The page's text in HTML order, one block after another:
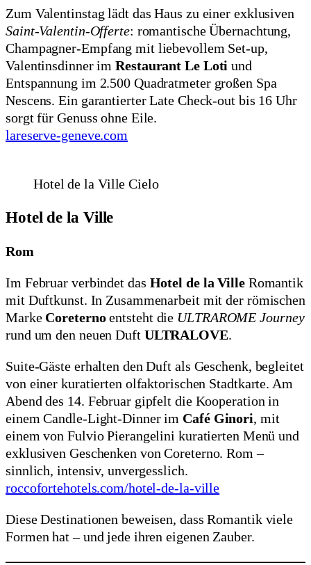
Zum Valentinstag lädt das Haus zu einer exklusiven
Saint-Valentin-Offerte: romantische Übernachtung,
Champagner-Empfang mit liebevollem Set-up,
Valentinsdinner imRestaurant Le Loti und
Entspannung im 2.500 Quadratmeter großen Spa
Nescens. Ein garantierter Late Check-out bis 16 Uhr
sorgt für Genuss ohne Eile.
lareserve-geneve.com
Hotel de la Ville Cielo
Hotel de la Ville
Rom
Im Februar verbindet das Hotel de la VilleRomantik
mit Duftkunst. In Zusammenarbeit mit der römischen
Marke Coreternoentsteht die ULTRAROME Journey
rund um den neuen Duft ULTRALOVE.
Suite-Gäste erhalten den Duft als Geschenk, begleitet
von einer kuratierten olfaktorischen Stadtkarte. Am
Abend des 14. Februar gipfelt die Kooperation in
einem Candle-Light-Dinner im Café Ginori, mit
einem von Fulvio Pierangelini kuratierten Menü und
exklusiven Geschenken von Coreterno. Rom –
sinnlich, intensiv, unvergesslich.
roccofortehotels.com/hotel-de-la-ville
Diese Destinationen beweisen, dass Romantik viele
Formen hat – und jede ihren eigenen Zauber.